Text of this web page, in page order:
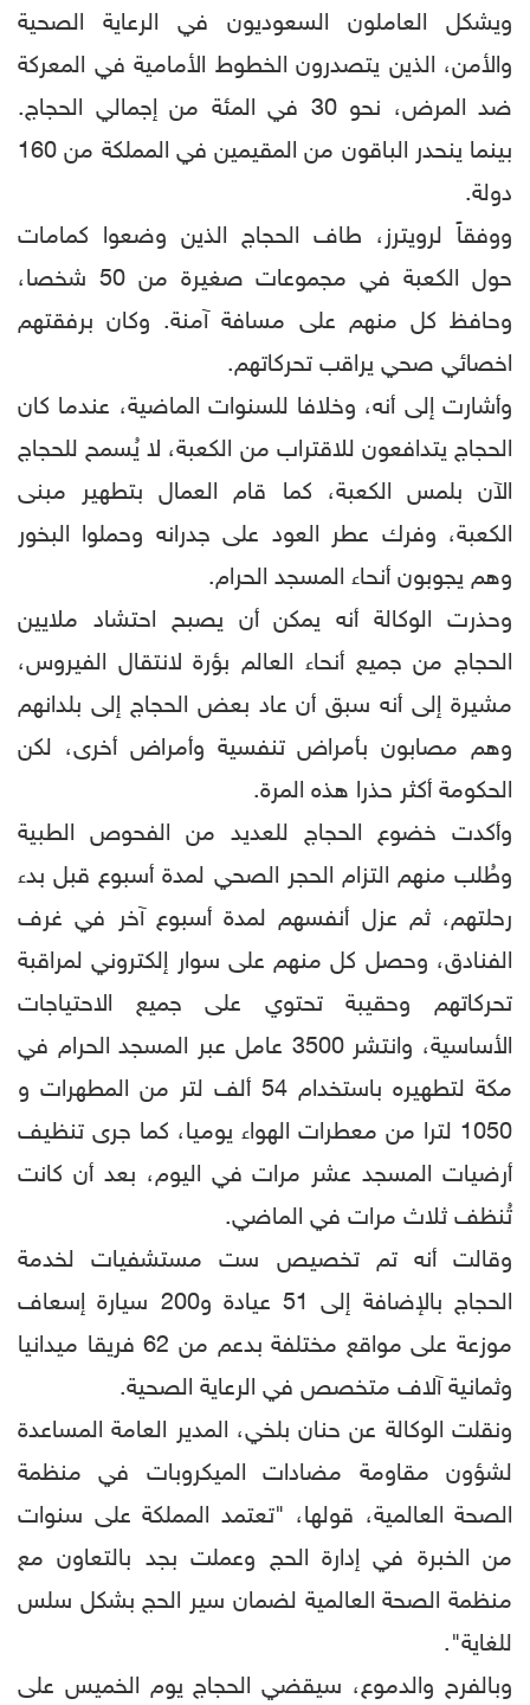
ويشكل العاملون السعوديون في الرعاية الصحية
والأمن، الذين يتصدرون الخطوط الأمامية في المعركة
ضد المرض، نحو 30 في المئة من إجمالي الحجاج.
بينما ينحدر الباقون من المقيمين في المملكة من 160
دولة.
ووفقاً لرويترز، طاف الحجاج الذين وضعوا كمامات
حول الكعبة في مجموعات صغيرة من 50 شخصا،
وحافظ كل منهم على مسافة آمنة. وكان برفقتهم
اخصائي صحي يراقب تحركاتهم.
وأشارت إلى أنه، وخلافا للسنوات الماضية، عندما كان
الحجاج يتدافعون للاقتراب من الكعبة، لا يُسمح للحجاج
الآن بلمس الكعبة، كما قام العمال بتطهير مبنى
الكعبة، وفرك عطر العود على جدرانه وحملوا البخور
وهم يجوبون أنحاء المسجد الحرام.
وحذرت الوكالة أنه يمكن أن يصبح احتشاد ملايين
الحجاج من جميع أنحاء العالم بؤرة لانتقال الفيروس،
مشيرة إلى أنه سبق أن عاد بعض الحجاج إلى بلدانهم
وهم مصابون بأمراض تنفسية وأمراض أخرى، لكن
الحكومة أكثر حذرا هذه المرة.
وأكدت خضوع الحجاج للعديد من الفحوص الطبية
وطُلب منهم التزام الحجر الصحي لمدة أسبوع قبل بدء
رحلتهم، ثم عزل أنفسهم لمدة أسبوع آخر في غرف
الفنادق، وحصل كل منهم على سوار إلكتروني لمراقبة
تحركاتهم وحقيبة تحتوي على جميع الاحتياجات
الأساسية، وانتشر 3500 عامل عبر المسجد الحرام في
مكة لتطهيره باستخدام 54 ألف لتر من المطهرات و
1050 لترا من معطرات الهواء يوميا، كما جرى تنظيف
أرضيات المسجد عشر مرات في اليوم، بعد أن كانت
تُنظف ثلاث مرات في الماضي.
وقالت أنه تم تخصيص ست مستشفيات لخدمة
الحجاج بالإضافة إلى 51 عيادة و200 سيارة إسعاف
موزعة على مواقع مختلفة بدعم من 62 فريقا ميدانيا
وثمانية آلاف متخصص في الرعاية الصحية.
ونقلت الوكالة عن حنان بلخي، المدير العامة المساعدة
لشؤون مقاومة مضادات الميكروبات في منظمة
الصحة العالمية، قولها، "تعتمد المملكة على سنوات
من الخبرة في إدارة الحج وعملت بجد بالتعاون مع
منظمة الصحة العالمية لضمان سير الحج بشكل سلس
للغاية".
وبالفرح والدموع، سيقضي الحجاج يوم الخميس على